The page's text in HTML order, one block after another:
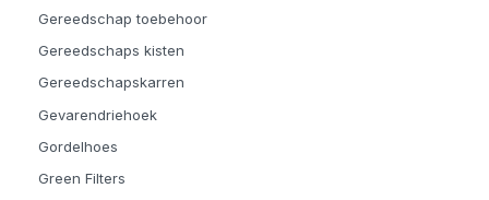
Gereedschap toebehoor
Gereedschaps kisten
Gereedschapskarren
Gevarendriehoek
Gordelhoes
Green Filters